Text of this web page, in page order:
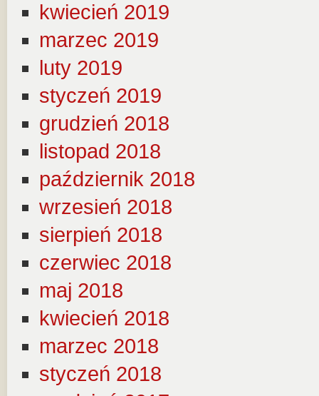
kwiecień 2019
marzec 2019
luty 2019
styczeń 2019
grudzień 2018
listopad 2018
październik 2018
wrzesień 2018
sierpień 2018
czerwiec 2018
maj 2018
kwiecień 2018
marzec 2018
styczeń 2018